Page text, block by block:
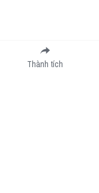
Submit
Thành tích